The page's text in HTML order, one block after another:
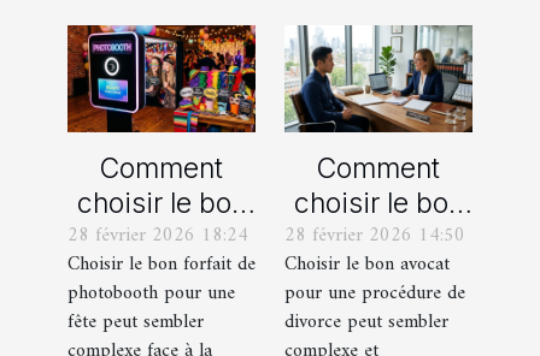
Comment
choisir le bon
forfait de
photobooth
pour votre fête
28 février 2026 18:24
Choisir le bon forfait de
photobooth pour une
fête peut sembler
Comment
choisir le bon
avocat pour
votre
procédure de
divorce ?
28 février 2026 14:50
Choisir le bon avocat
pour une procédure de
divorce peut sembler